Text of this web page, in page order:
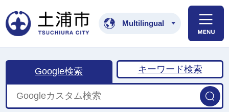
土浦市公式ホームペ
Multilingual
Google検索 キーワード検索